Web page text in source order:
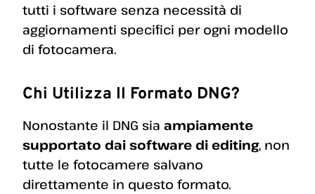
tutti i software senza necessità di
aggiornamenti specifici per ogni modello
di fotocamera.
Chi Utilizza Il Formato DNG?
Nonostante il DNG sia ampiamente
supportato dai software di editing, non
tutte le fotocamere salvano
direttamente in questo formato.